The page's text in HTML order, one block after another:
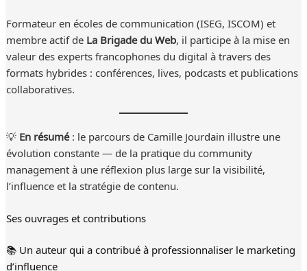
Formateur en écoles de communication (ISEG, ISCOM) et
membre actif deLa Brigade du Web, il participe à la mise en
valeur des experts francophones du digital à travers des
formats hybrides : conférences, lives, podcasts et publications
collaboratives.
💡En résumé: le parcours de Camille Jourdain illustre une
évolution constante — de la pratique du community
management à une réflexion plus large sur la visibilité,
l’influence et la stratégie de contenu.
Ses ouvrages et contributions
📚 Un auteur qui a contribué à professionnaliser le marketing
d’influence